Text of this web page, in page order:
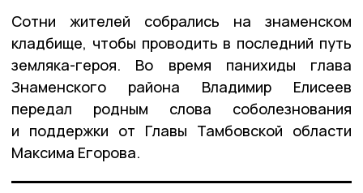
Сотни жителей собрались на знаменском
кладбище, чтобы проводить в последний путь
земляка-героя. Во время панихиды глава
Знаменского района Владимир Елисеев
передал родным слова соболезнования
и поддержки от Главы Тамбовской области
Максима Егорова.